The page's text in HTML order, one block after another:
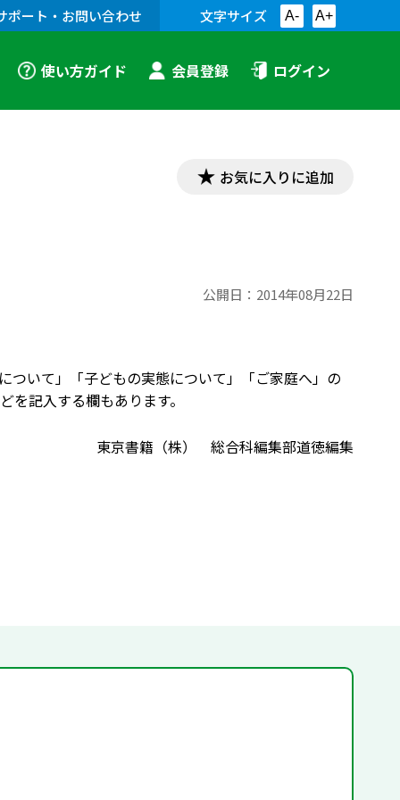
ポート・お問い合わせ 文字サイズ A- A+
使い方ガイド 会員登録 ログイン
お気に入りに追加
公開日： 2014年08月22日
ついて」「子どもの実態について」「ご家庭へ」の
記入する欄もあります。
東京書籍（株） 総合科編集部道徳編集